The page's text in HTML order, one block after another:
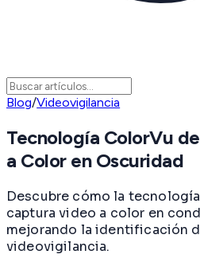
Blog/Videovigilancia
Tecnología ColorVu
a Color en Oscuridad
Descubre cómo la
captura video a color en
mejorando la identificación
videovigilancia.